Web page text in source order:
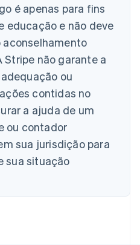
é apenas para fins
educação e não deve
não garante a
ou
contidas no
a ajuda de um
ou contador
sua jurisdição para
sua situação
English